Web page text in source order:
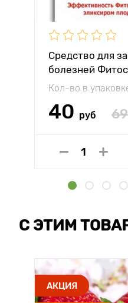
Средство для
болезней
Кол-во в
40 руб 69
С ЭТИМ
АКЦИЯ